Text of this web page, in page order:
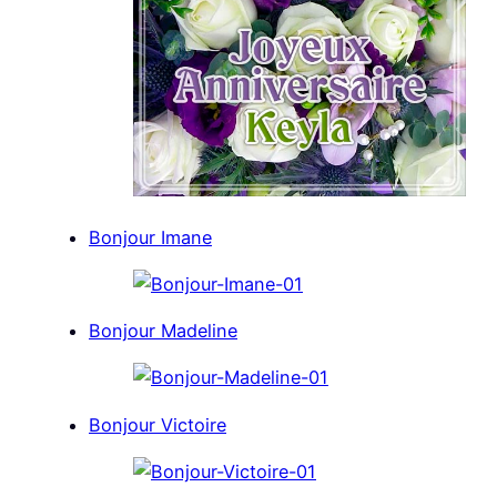
Bonjour Imane
Bonjour Madeline
Bonjour Victoire